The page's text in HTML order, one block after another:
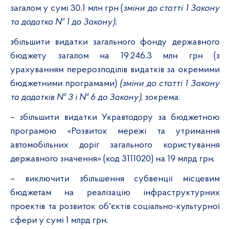
загалом у сумі 30,1 млн грн (зміни до статті 1 Закону
та додатка № 1 до Закону);
збільшити видатки загального фонду державного
бюджету загалом на 19.246,3 млн грн (з
урахуванням перерозподілів видатків за окремими
бюджетними програмами) (зміни до статті 1 Закону
та додатків № 3 і № 6 до Закону), зокрема:
– збільшити видатки Укравтодору за бюджетною
програмою «Розвиток мережі та утримання
автомобільних доріг загального користування
державного значення» (код 3111020) на 19 млрд грн;
– виключити збільшення субвенції місцевим
бюджетам на реалізацію інфраструктурних
проектів та розвиток об'єктів соціально-культурної
сфери у сумі 1 млрд грн;